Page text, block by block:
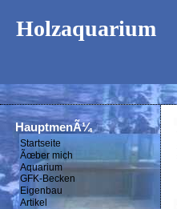
Holzaquarium
HauptmenÃ¼
Startseite
Ãœber mich
Aquarium
GFK-Becken
Eigenbau
Artikel